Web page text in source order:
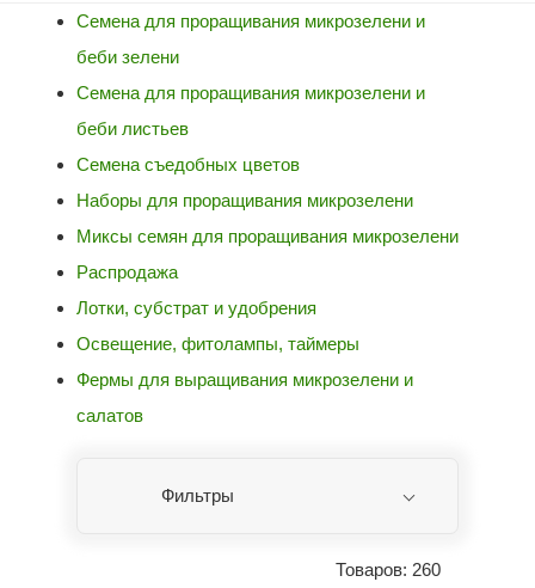
Семена для проращивания микрозелени и
беби зелени
Семена для проращивания микрозелени и
беби листьев
Семена съедобных цветов
Наборы для проращивания микрозелени
Миксы семян для проращивания микрозелени
Распродажа
Лотки, субстрат и удобрения
Освещение, фитолампы, таймеры
Фермы для выращивания микрозелени и
салатов
Фильтры
Товаров: 260